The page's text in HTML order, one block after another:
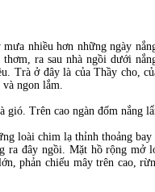
nhiều hơn những ngày
ra sau nhà ngồi dưới
Trà ở đây là của Thầy cho,
ngon lắm.
gió. Trên cao ngàn đốm nắng
loài chim lạ thỉnh thoảng
ra đây ngồi. Mặt hồ rộng mở
phản chiếu mây trên cao,